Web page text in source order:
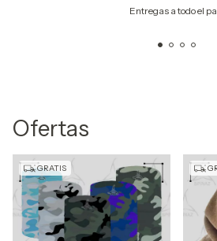
42/43
La curva de este producto son
se pueden elegir 4 colores en la
Entregas a todo el
Ofertas
GRATIS